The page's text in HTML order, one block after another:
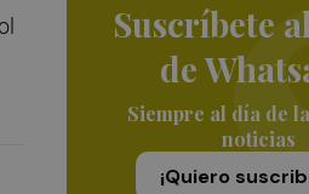
Suscríbete
de
Siempre al día de
noticias
¡Quiero